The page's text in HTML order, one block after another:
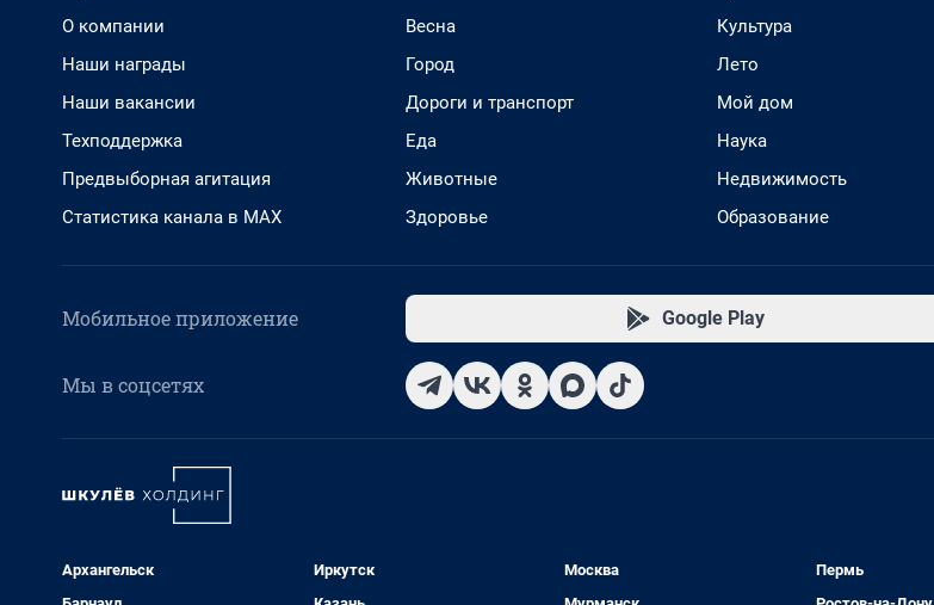
О компании
Наши награды
Наши вакансии
Техподдержка
Предвыборная агитация
Статистика канала в MAX
Весна
Город
Дороги и транспорт
Еда
Животные
Здоровье
Культура
Лето
Мой дом
Наука
Недвижимость
Образование
Мобильное приложение Google Play
Мы в соцсетях
Архангельск
Иркутск
Москва
Пермь